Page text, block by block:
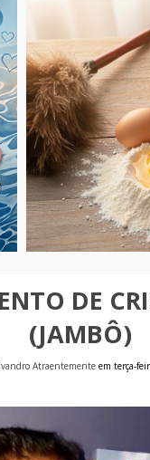
DE
(JAMBÔ)
Atraentementeem terça-